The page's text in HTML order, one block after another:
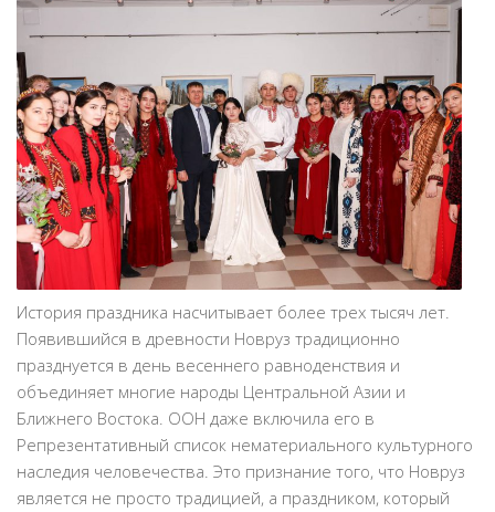
История праздника насчитывает более трех тысяч лет.
Появившийся в древности Новруз традиционно
празднуется в день весеннего равноденствия и
объединяет многие народы Центральной Азии и
Ближнего Востока. ООН даже включила его в
Репрезентативный список нематериального культурного
наследия человечества. Это признание того, что Новруз
является не просто традицией, а праздником, который